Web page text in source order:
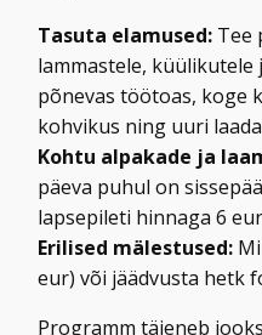
Tasuta elamused: Tee
lammastele, küülikutele
põnevas töötoas, koge
kohvikus ning uuri
Kohtu alpakade ja
päeva puhul on
lapsepileti hinnaga 6
Erilised mälestused:
eur) või jäädvusta hetk
Programm täieneb